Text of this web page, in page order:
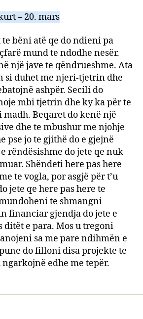
– 20. mars
bëni atë qe do ndieni pa
mund te ndodhe nesër.
një jave te qëndrueshme. Ata
si duhet me njeri-tjetrin dhe
ashpër. Secili do
mbi tjetrin dhe ky ka për te
madh. Beqaret do kenë një
dhe te mbushur me njohje
pse jo te gjithë do e gjejnë
rëndësishme do jete qe nuk
Shëndeti here pas here
te vogla, por asgjë për t’u
jete qe here pas here te
te shmangni
financiar gjendja do jete e
ditët e para. Mos u tregoni
sa me pare ndihmën e
do filloni disa projekte te
edhe me tepër.